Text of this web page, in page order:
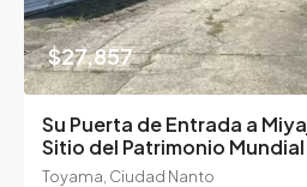
$27,857
Su Puerta de Entrada a
Sitio del Patrimonio Mundial
Toyama, Ciudad Nanto